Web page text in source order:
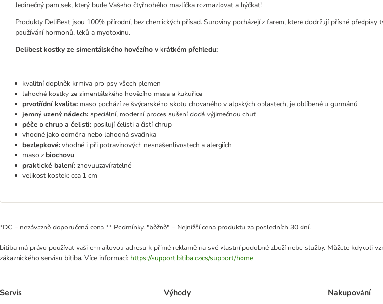
Jedinečný pamlsek, který bude Vašeho čtyřnohého mazlíčka rozmazlovat a hýčkat!
Produkty DeliBest jsou 100% přírodní, bez chemických přísad. Suroviny pocházejí z farem, které dodržují přísné předpisy
používání hormonů, léků a myotoxinu.
Delibest kostky ze simentálského hovězího v krátkém přehledu:
kvalitní doplněk krmiva pro psy všech plemen
lahodné kostky ze simentálského hovězího masa a kukuřice
prvotřídní kvalita: maso pochází ze švýcarského skotu chovaného v alpských oblastech, je oblíbené u gurmánů
jemný uzený nádech: speciální, moderní proces sušení dodá výjimečnou chuť
péče o chrup a čelisti: posilují čelisti a čistí chrup
vhodné jako odměna nebo lahodná svačinka
bezlepkové: vhodné i při potravinových nesnášenlivostech a alergiích
maso z biochovu
praktické balení: znovuuzavíratelné
velikost kostek: cca 1 cm
*DC = nezávazně doporučená cena ** Podmínky. "běžně" = Nejnižší cena produktu za posledních 30 dní.
bitiba má právo používat vaši e-mailovou adresu k přímé reklamě na své vlastní podobné zboží nebo služby. Můžete kdykoli
zákaznického servisu bitiba. Více informací: https://support.bitiba.cz/cs/support/home
Servis Výhody Nakupování